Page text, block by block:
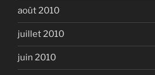
août 2010
juillet 2010
juin 2010